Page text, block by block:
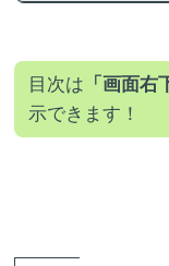
目次は 「画面右
示できます！